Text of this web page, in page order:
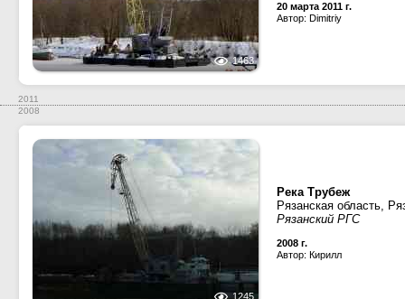
1463
20 марта 2011 г.
Автор: Dimitriy
2011
2008
1245
Река Трубеж
Рязанская область,
Рязанский РГС
2008 г.
Автор: Кирилл